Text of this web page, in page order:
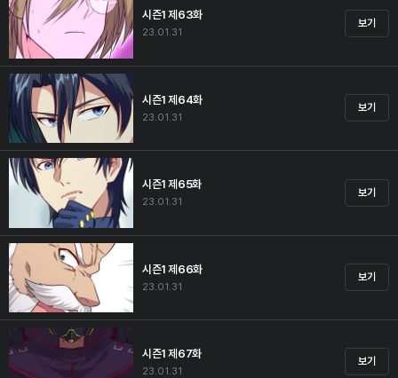
시즌1 제63화
23.01.31
보기
시즌1 제64화
23.01.31
보기
시즌1 제65화
23.01.31
보기
시즌1 제66화
23.01.31
보기
시즌1 제67화
23.01.31
보기